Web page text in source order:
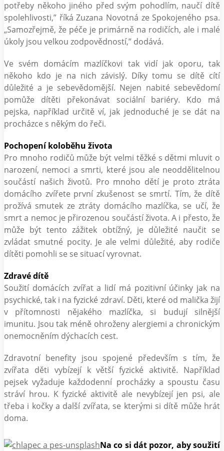
potřeby někoho jiného před svým pohodlím, naučí dítě
spolehlivosti,” říká Zuzana Novotná ze Spokojeného psa.
„Samozřejmě, že péče je primárně na rodičích, ale i malé
úkoly jsou velkou zodpovědností,” dodává.
Ve svém domácím mazlíčkovi tak vidí jak oporu, tak
někoho kdo je na nich závislý. Díky tomu se dítě cítí
důležité a je sebevědomější. Nejen nabité sebevědomí
pomůže dítěti překonávat sociální bariéry. Kdo má
pejska, například určitě ví, jak jednoduché je se dát na
procházce s někým do řeči.
Pochopení koloběhu života
Pro mnoho rodičů může být velmi těžké s dětmi mluvit o
narození, nemoci a smrti, které jsou ale neoddělitelnou
součástí našich životů. Pro mnoho dětí je proto ztráta
domácího zvířete první zkušenost se smrtí. Tím, že dítě
prožívá smutek ze ztráty domácího mazlíčka, se učí, že
smrt a nemoc je přirozenou součástí života. A i přesto, že
může být tento zážitek obtížný, je důležité naučit se
zvládat smutné pocity. Je ale velmi důležité, aby rodiče
dítěti pomohli se se situací vyrovnat.
Zdravé dítě
Soužití domácích zvířat a lidí má pozitivní účinky jak na
psychické, tak i na fyzické zdraví. Děti, které od malička žijí
v přítomnosti nějakého mazlíčka, si budují silnější
imunitu. Jsou tak méně ohroženy alergiemi a chronickým
onemocněním dýchacích cest.
Zdravotní benefity jsou spojené především s tím, že
zvířata děti vybízejí k větší fyzické aktivitě. Například
pejsek vyžaduje každodenní procházky a spoustu času
stráví hrou. K fyzické aktivitě ale nevybízejí jen psi, ale
třeba i kočky a další zvířata, se kterými si dítě může hrát
doma.
Na co si dát pozor, aby soužití